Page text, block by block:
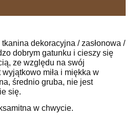
dekoracyjna / zasłonowa /
dobrym gatunku i cieszy się
ze względu na swój
miła i miękka w
średnio gruba, nie jest
się.
w chwycie.